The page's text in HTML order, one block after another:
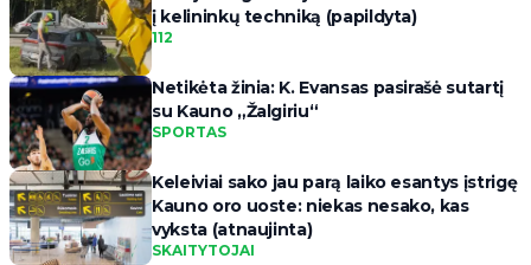
į kelininkų techniką (papildyta)
112
Netikėta žinia: K. Evansas pasirašė sutartį
su Kauno „Žalgiriu“
SPORTAS
Keleiviai sako jau parą laiko esantys įstrigę
Kauno oro uoste: niekas nesako, kas
vyksta (atnaujinta)
SKAITYTOJAI